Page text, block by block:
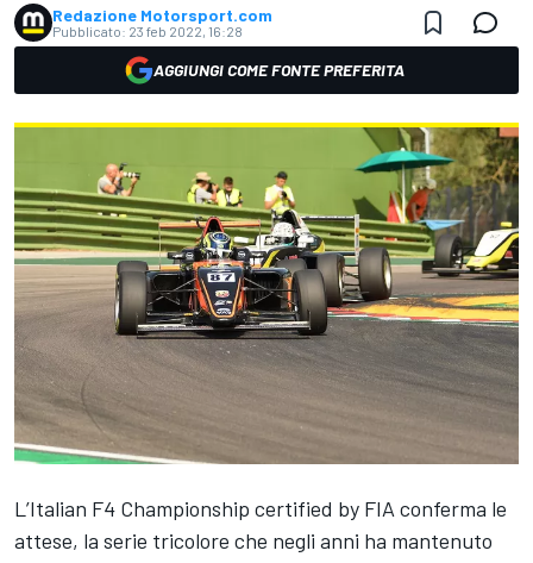
Redazione Motorsport.com
Pubblicato: 23 feb 2022, 16:28
AGGIUNGI COME FONTE PREFERITA
L’Italian F4 Championship certified by FIA conferma le
attese, la serie tricolore che negli anni ha mantenuto